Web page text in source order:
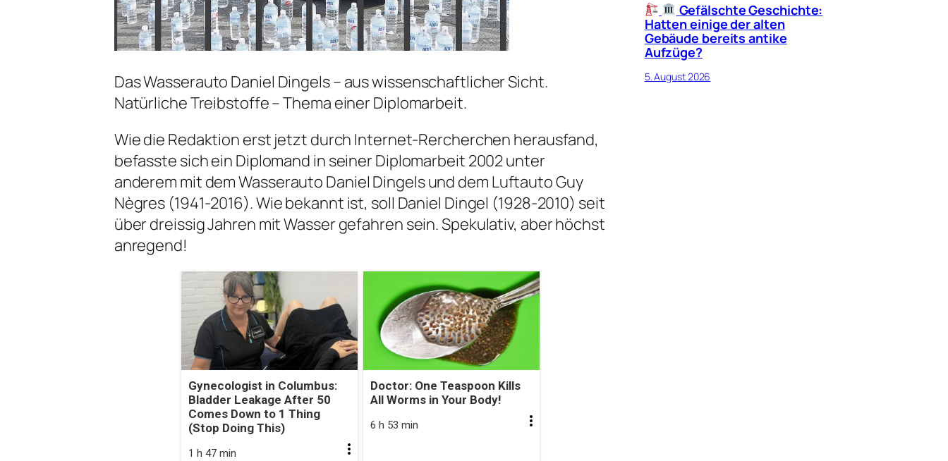
Das Wasserauto Daniel Dingels – aus wissenschaftlicher Sicht.
Natürliche Treibstoffe – Thema einer Diplomarbeit.
Wie die Redaktion erst jetzt durch Internet-Rercherchen herausfand,
befasste sich ein Diplomand in seiner Diplomarbeit 2002 unter
anderem mit dem Wasserauto Daniel Dingels und dem Luftauto Guy
Nègres (1941-2016). Wie bekannt ist, soll Daniel Dingel (1928-2010) seit
über dreissig Jahren mit Wasser gefahren sein. Spekulativ, aber höchst
anregend!
Gynecologist in Columbus:
Bladder Leakage After 50
Comes Down to 1 Thing
(Stop Doing This)
1 h 47 min
Doctor: One Teaspoon Kills
All Worms in Your Body!
6 h 53 min
Gefälschte Geschichte:
Hatten einige der alten
Gebäude bereits antike
Aufzüge?
5. August 2026